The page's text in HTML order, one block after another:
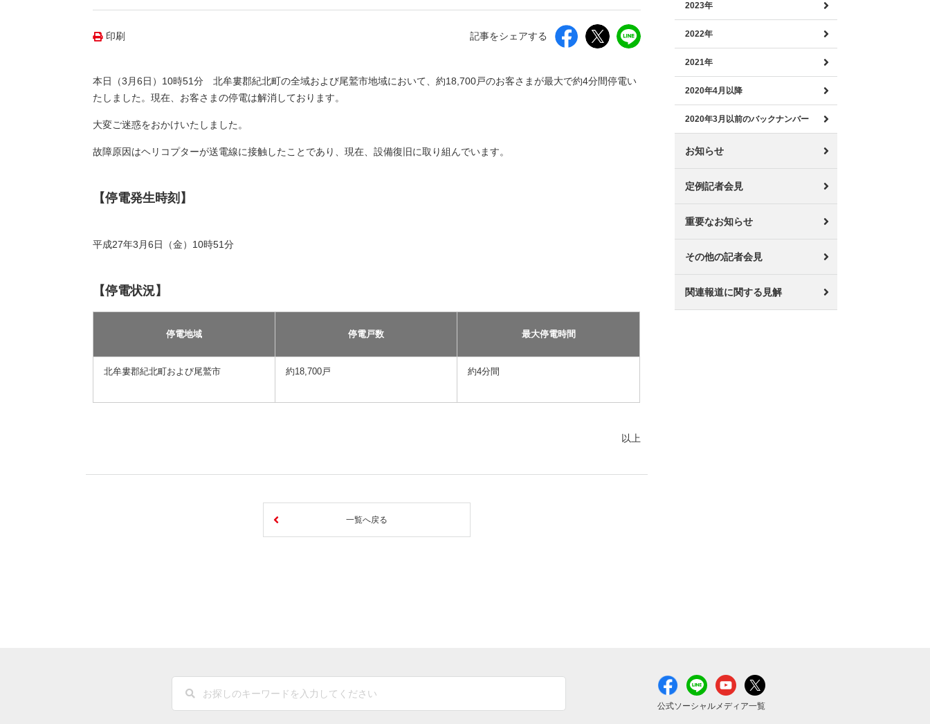
印刷 記事をシェアする
本日（3月6日）10時51分 北牟婁郡紀北町の全域および尾鷲市地域において、約18,700戸のお客さまが最大で約4分間停電い
たしました。現在、お客さまの停電は解消しております。
大変ご迷惑をおかけいたしました。
故障原因はヘリコプターが送電線に接触したことであり、現在、設備復旧に取り組んでいます。
【停電発生時刻】
平成27年3月6日（金）10時51分
【停電状況】
停電地域 停電戸数 最大停電時間
北牟婁郡紀北町および尾鷲市 約18,700戸 約4分間
以上
一覧へ戻る
2023年
2022年
2021年
2020年4月以降
2020年3月以前のバックナンバー
お知らせ
定例記者会見
重要なお知らせ
その他の記者会見
関連報道に関する見解
公式ソーシャルメディア一覧